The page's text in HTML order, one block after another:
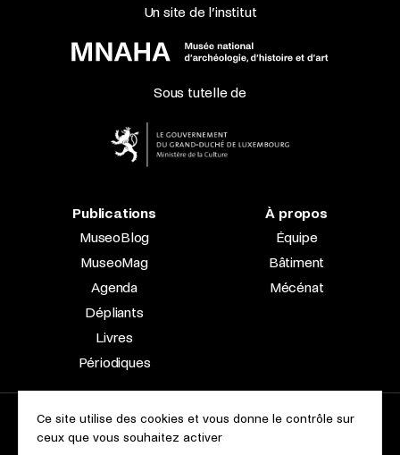
Un site de l’institut
Sous tutelle de
Publications
MuseoBlog
MuseoMag
Agenda
Dépliants
Livres
Périodiques
À propos
Équipe
Bâtiment
Mécénat
2023 © Le Musée national d’archéologie, d’histoire et d’art |
À propos du site
Accessibilité
Ce site utilise des cookies et vous donne le contrôle sur
ceux que vous souhaitez activer